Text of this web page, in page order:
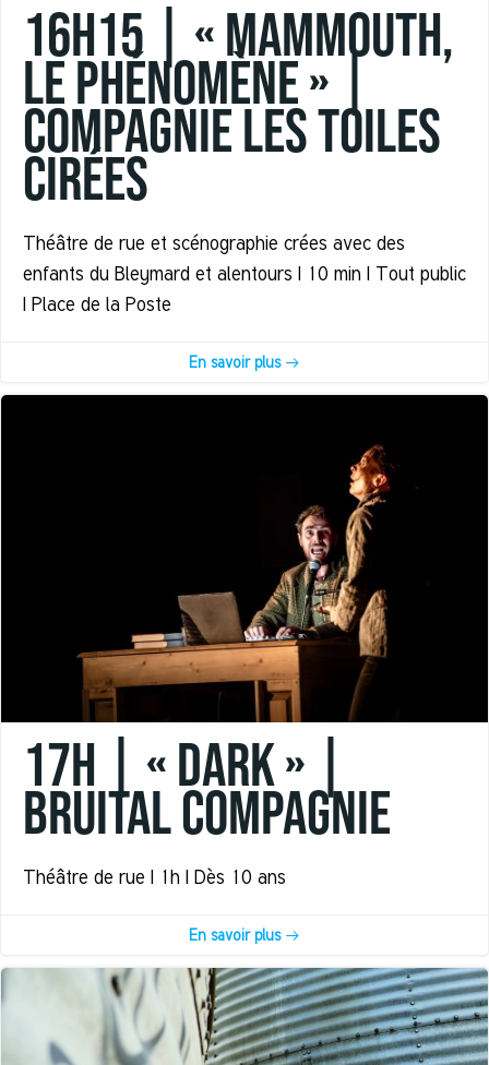
16h15 | « MAMMOUTH,
le phénomène » |
Compagnie Les Toiles
Cirées
Théâtre de rue et scénographie crées avec des
enfants du Bleymard et alentours | 10 min | Tout public
| Place de la Poste
En savoir plus
17h | « DARK » |
Bruital Compagnie
Théâtre de rue | 1h | Dès 10 ans
En savoir plus